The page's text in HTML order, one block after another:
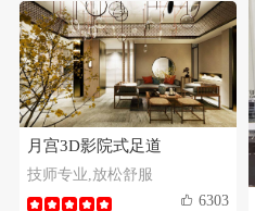
月宫3D影院式足道
技师专业,放松舒服
6303